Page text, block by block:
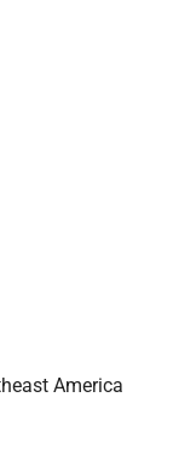
America